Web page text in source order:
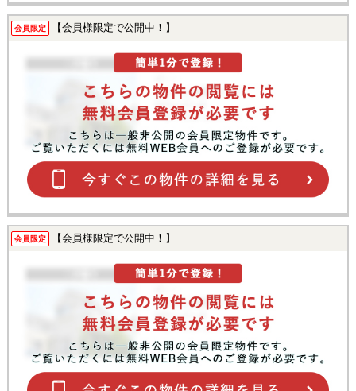
会員限定 【会員様限定で公開中！】
会員限定 【会員様限定で公開中！】